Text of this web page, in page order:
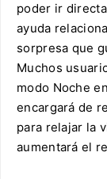
poder ir
ayuda
sorpresa que
Muchos
modo Noche
encargará de
para relajar la
aumentará el